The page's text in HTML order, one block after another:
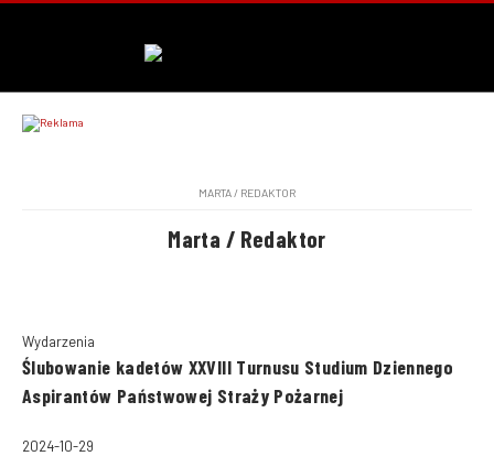
MARTA / REDAKTOR
Marta / Redaktor
Wydarzenia
Ślubowanie kadetów XXVIII Turnusu Studium Dziennego
Aspirantów Państwowej Straży Pożarnej
2024-10-29